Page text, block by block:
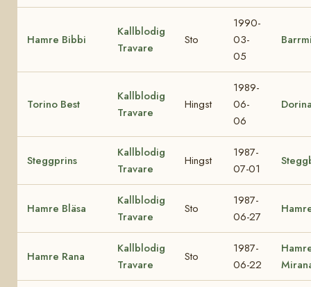
Hamre Bibbi
Kallblodig
Travare
Sto
1990-
03-
05
Torino Best
Kallblodig
Travare
Hingst
1989-
06-
06
Steggprins
Kallblodig
Travare
Hingst
1987-
07-01
Hamre Bläsa
Kallblodig
Travare
Sto
1987-
06-27
Hamre Rana
Kallblodig
Travare
Sto
1987-
06-22